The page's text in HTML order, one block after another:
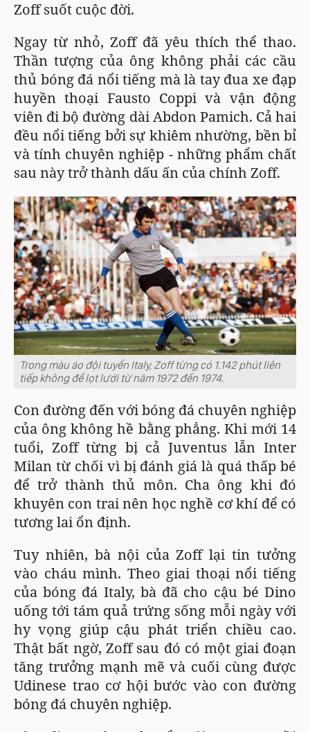
Zoff suốt cuộc đời.
Ngay từ nhỏ, Zoff đã yêu thích thể thao.
Thần tượng của ông không phải các cầu
thủ bóng đá nổi tiếng mà là tay đua xe đạp
huyền thoại Fausto Coppi và vận động
viên đi bộ đường dài Abdon Pamich. Cả hai
đều nổi tiếng bởi sự khiêm nhường, bền bỉ
và tính chuyên nghiệp - những phẩm chất
sau này trở thành dấu ấn của chính Zoff.
Trong màu áo đội tuyển Italy, Zoff từng có 1.142 phút liên
tiếp không để lọt lưới từ năm 1972 đến 1974.
Con đường đến với bóng đá chuyên nghiệp
của ông không hề bằng phẳng. Khi mới 14
tuổi, Zoff từng bị cả Juventus lẫn Inter
Milan từ chối vì bị đánh giá là quá thấp bé
để trở thành thủ môn. Cha ông khi đó
khuyên con trai nên học nghề cơ khí để có
tương lai ổn định.
Tuy nhiên, bà nội của Zoff lại tin tưởng
vào cháu mình. Theo giai thoại nổi tiếng
của bóng đá Italy, bà đã cho cậu bé Dino
uống tới tám quả trứng sống mỗi ngày với
hy vọng giúp cậu phát triển chiều cao.
Thật bất ngờ, Zoff sau đó có một giai đoạn
tăng trưởng mạnh mẽ và cuối cùng được
Udinese trao cơ hội bước vào con đường
bóng đá chuyên nghiệp.